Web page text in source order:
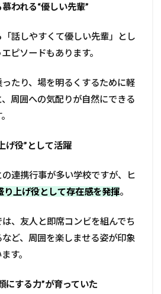
われる“優しい先輩”
話しやすくて優しい先輩」とし
ピソードもあります。
たり、場を明るくするために軽
周囲への気配りが自然にできる
げ役”として活躍
連携行事が多い学校ですが、ヒ
り上げ役として存在感を発揮。
、友人と即席コンビを組んでち
ど、周囲を楽しませる姿が印象
す。
にする力”が育っていた